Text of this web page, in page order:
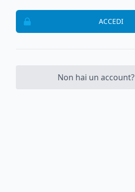
ACCEDI
Non hai un account?